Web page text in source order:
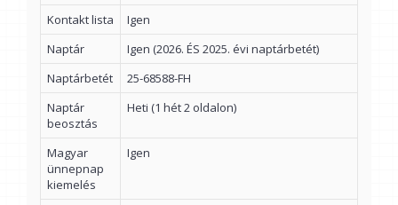
Kontakt lista
Igen
Naptár
Igen (2026. ÉS 2025. évi naptárbetét)
Naptárbetét
25-68588-FH
Naptár
beosztás
Heti (1 hét 2 oldalon)
Magyar
ünnepnap
kiemelés
Igen